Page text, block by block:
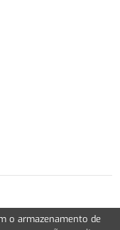
Privacidade
o armazenamento de